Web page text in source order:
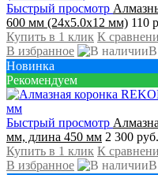
Быстрый просмотр
600 мм (24х5.0х12 мм) 110
Купить в 1 клик К
В избранное
В
Новинка
Рекомендуем
Быстрый просмотр
мм, длина 450 мм 2 300 руб.
Купить в 1 клик К
В избранное
В